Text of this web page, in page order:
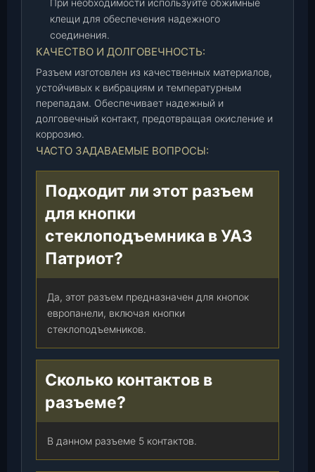
При необходимости используйте обжимные
клещи для обеспечения надежного
соединения.
КАЧЕСТВО И ДОЛГОВЕЧНОСТЬ:
Разъем изготовлен из качественных материалов,
устойчивых к вибрациям и температурным
перепадам. Обеспечивает надежный и
долговечный контакт, предотвращая окисление и
коррозию.
ЧАСТО ЗАДАВАЕМЫЕ ВОПРОСЫ:
Подходит ли этот разъем
для кнопки
стеклоподъемника в УАЗ
Патриот?
Да, этот разъем предназначен для кнопок
европанели, включая кнопки
стеклоподъемников.
Сколько контактов в
разъеме?
В данном разъеме 5 контактов.